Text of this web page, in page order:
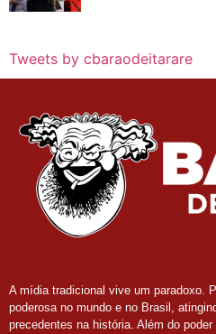
Tweets by cbaraodeitarare
A mídia tradicional vive um paradoxo.
poderosa no mundo e no Brasil,
precedentes na história. Além do